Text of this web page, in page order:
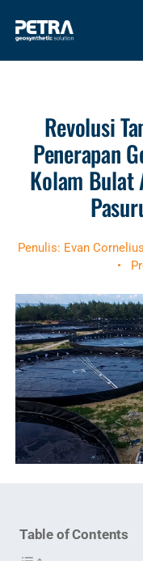
Revolusi
Penerapan
Kolam
Penulis: Evan Cornelius
•
Table of Contents